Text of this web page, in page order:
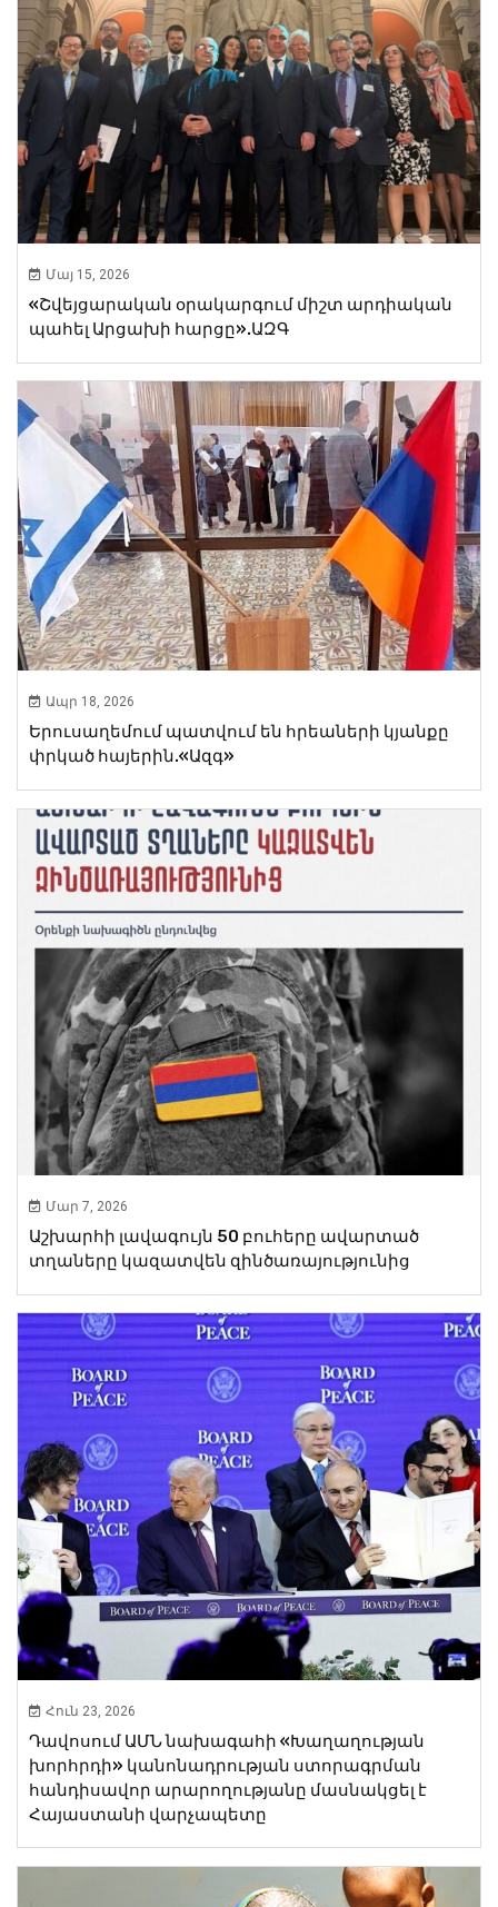
Մայ 15, 2026
«Շվեյցարական օրակարգում միշտ արդիական
պահել Արցախի հարցը».ԱԶԳ
Ապր 18, 2026
Երուսաղեմում պատվում են հրեաների կյանքը
փրկած հայերին.«Ազգ»
Մար 7, 2026
Աշխարհի լավագույն 50 բուհերը ավարտած
տղաները կազատվեն զինծառայությունից
Հուն 23, 2026
Դավոսում ԱՄՆ նախագահի «Խաղաղության
խորհրդի» կանոնադրության ստորագրման
հանդիսավոր արարողությանը մասնակցել է
Հայաստանի վարչապետը